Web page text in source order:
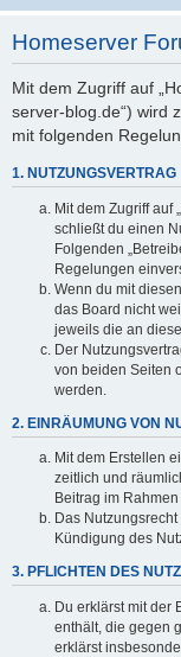
Homeserver
Mit dem Zugriff auf
server-blog.de“) wird
mit folgenden
1. NUTZUNGSVERTRAG
Mit dem Zugriff auf
schließt du einen
Folgenden
Regelungen
Wenn du mit
das Board nicht
jeweils die an
Der
von beiden Seiten
werden.
2. EINRÄUMUNG VON
Mit dem Erstellen
zeitlich und
Beitrag im
Das
Kündigung des
3. PFLICHTEN DES
Du erklärst mit der
enthält, die gegen
erklärst